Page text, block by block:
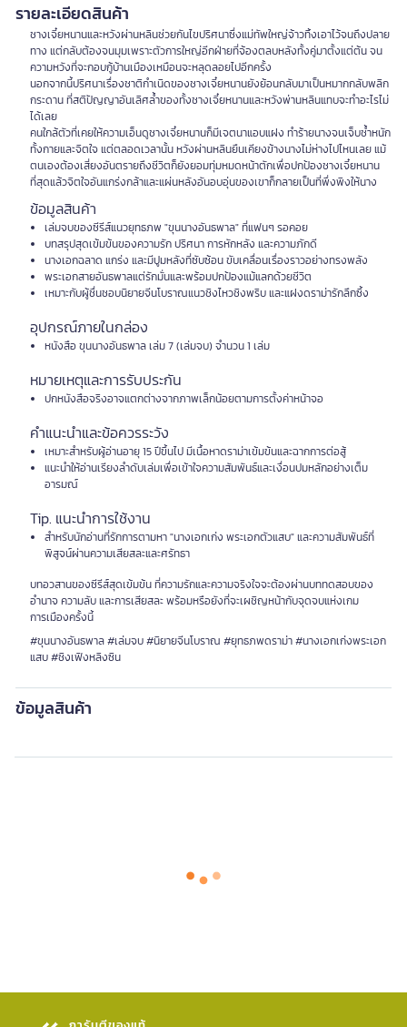
รายละเอียดสินค้า
ชางเจี๋ยหนานและหวังผ่านหลินช่วยกันไขปริศนาซึ่งแม่ทัพใหญ่จ้าวทิ้งเอาไว้จนถึงปลาย
ทาง แต่กลับต้องจนมุมเพราะตัวการใหญ่อีกฝ่ายที่จ้องตลบหลังทั้งคู่มาตั้งแต่ต้น จน
ความหวังที่จะกอบกู้บ้านเมืองเหมือนจะหลุดลอยไปอีกครั้ง
นอกจากนี้ปริศนาเรื่องชาติกำเนิดของชางเจี๋ยหนานยังย้อนกลับมาเป็นหมากกลับพลิก
กระดาน ที่สติปัญญาอันเลิศล้ำของทั้งชางเจี๋ยหนานและหวังพ่านหลินแทบจะทำอะไรไม่
ได้เลย
คนใกล้ตัวที่เคยให้ความเอ็นดูชางเจี๋ยหนานก็มีเจตนาแอบแฝง ทำร้ายนางจนเจ็บช้ำหนัก
ทั้งกายและจิตใจ แต่ตลอดเวลานั้น หวังผ่านหลินยืนเคียงข้างนางไม่ห่างไปไหนเลย แม้
ตนเองต้องเสี่ยงอันตรายถึงชีวิตก็ยังยอมทุ่มหมดหน้าตักเพื่อปกป้องชางเจี๋ยหนาน
ที่สุดแล้วจิตใจอันแกร่งกล้าและแผ่นหลังอันอบอุ่นของเขาก็กลายเป็นที่พึ่งพิงให้นาง
ข้อมูลสินค้า
เล่มจบของซีรีส์แนวยุทธภพ "ขุนนางอันธพาล" ที่แฟนๆ รอคอย
บทสรุปสุดเข้มข้นของความรัก ปริศนา การหักหลัง และความภักดี
นางเอกฉลาด แกร่ง และมีปูมหลังที่ซับซ้อน ขับเคลื่อนเรื่องราวอย่างทรงพลัง
พระเอกสายอันธพาลแต่รักมั่นและพร้อมปกป้องแม้แลกด้วยชีวิต
เหมาะกับผู้ชื่นชอบนิยายจีนโบราณแนวชิงไหวชิงพริบ และแฝงดราม่ารักลึกซึ้ง
อุปกรณ์ภายในกล่อง
หนังสือ ขุนนางอันธพาล เล่ม 7 (เล่มจบ) จำนวน 1 เล่ม
หมายเหตุและการรับประกัน
ปกหนังสือจริงอาจแตกต่างจากภาพเล็กน้อยตามการตั้งค่าหน้าจอ
คำแนะนำและข้อควรระวัง
เหมาะสำหรับผู้อ่านอายุ 15 ปีขึ้นไป มีเนื้อหาดราม่าเข้มข้นและฉากการต่อสู้
แนะนำให้อ่านเรียงลำดับเล่มเพื่อเข้าใจความสัมพันธ์และเงื่อนปมหลักอย่างเต็ม
อารมณ์
Tip. แนะนำการใช้งาน
สำหรับนักอ่านที่รักการตามหา "นางเอกเก่ง พระเอกตัวแสบ" และความสัมพันธ์ที่
พิสูจน์ผ่านความเสียสละและศรัทธา
บทอวสานของซีรีส์สุดเข้มข้น ที่ความรักและความจริงใจจะต้องผ่านบททดสอบของ
อำนาจ ความลับ และการเสียสละ พร้อมหรือยังที่จะเผชิญหน้ากับจุดจบแห่งเกม
การเมืองครั้งนี้
#ขุนนางอันธพาล #เล่มจบ #นิยายจีนโบราณ #ยุทธภพดราม่า #นางเอกเก่งพระเอก
แสบ #ชิงเฟิงหลิงซิน
ข้อมูลสินค้า